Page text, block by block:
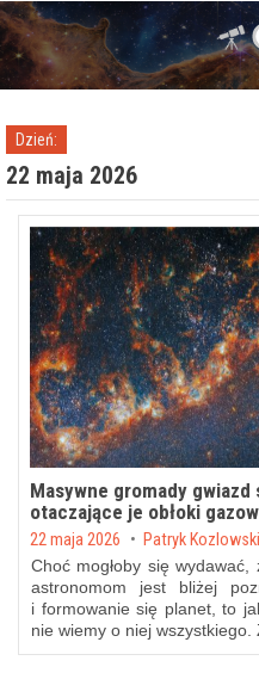
Przejdź do
Dzień:
22 maja 2026
Masywne gromady
otaczające je obłoki
Posted on
22 maja 2026 byPatryk Kozlowski
Choć mogłoby się
astronomom jest bliżej
i formowanie się planet, to
nie wiemy o niej wszystkiego.